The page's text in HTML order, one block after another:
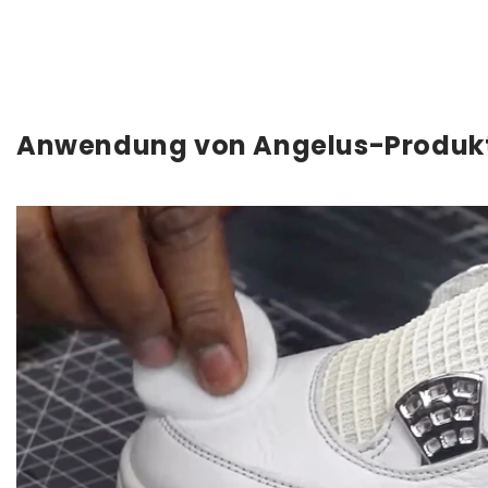
Anwendung von Angelus-